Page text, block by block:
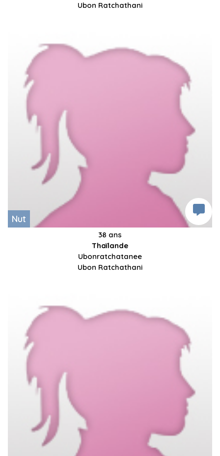
Ubon Ratchathani
Nut
38 ans
Thaïlande
Ubonratchatanee
Ubon Ratchathani